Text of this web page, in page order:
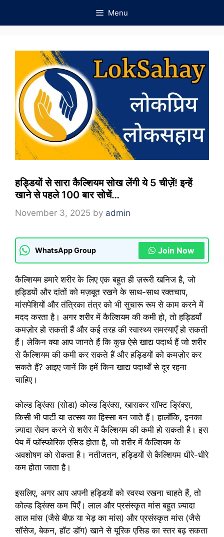
Menu
हड्डियों से सारा कैल्शियम सोख लेंगी ये 5 चीज़ें! इन्हें
खाने से पहले 100 बार सोचें…
November 3, 2025 by admin
WhatsApp Group Join Now
कैल्शियम हमारे शरीर के लिए एक बहुत ही ज़रूरी खनिज है, जो
हड्डियों और दांतों को मज़बूत रखने के साथ-साथ रक्तचाप,
मांसपेशियों और तंत्रिका तंत्र को भी सुचारू रूप से काम करने में
मदद करता है। अगर शरीर में कैल्शियम की कमी हो, तो हड्डियाँ
कमज़ोर हो सकती हैं और कई तरह की स्वास्थ्य समस्याएँ हो सकती
हैं। लेकिन क्या आप जानते हैं कि कुछ ऐसे खाद्य पदार्थ हैं जो शरीर
से कैल्शियम की कमी कर सकते हैं और हड्डियों को कमज़ोर कर
सकते हैं? आइए जानें कि हमें किन खाद्य पदार्थों से दूर रहना
चाहिए।
कोल्ड ड्रिंक्स (सोडा) कोल्ड ड्रिंक्स, खासकर सॉफ्ट ड्रिंक्स,
किसी भी पार्टी या उत्सव का हिस्सा बन जाते हैं। हालाँकि, इनका
ज़्यादा सेवन करने से शरीर में कैल्शियम की कमी हो सकती है। इस
पेय में फॉस्फोरिक एसिड होता है, जो शरीर में कैल्शियम के
अवशोषण को रोकता है। नतीजतन, हड्डियों से कैल्शियम धीरे-धीरे
कम होता जाता है।
इसलिए, अगर आप अपनी हड्डियों को स्वस्थ रखना चाहते हैं, तो
कोल्ड ड्रिंक्स कम पिएँ। लाल और प्रसंस्कृत मांस बहुत ज़्यादा
लाल मांस (जैसे बीफ़ या भेड़ का मांस) और प्रसंस्कृत मांस (जैसे
सॉसेज, बेकन, हॉट डॉग) खाने से यूरिक एसिड का स्तर बढ़ सकता